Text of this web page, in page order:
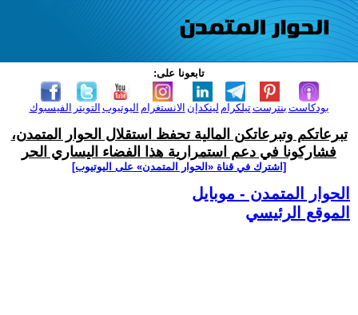
تابعونا على:
الفيسبوك التويتر اليوتيوب الانستغرام لينكدإن تيلكرامبنترست بودكاست
تبرعاتكم وتبرعاتكن المالية تحفظ استقلال الحوار المتمدن،
فشاركونا في دعم استمرارية هذا الفضاء اليساري الحر
[اشترك في قناة ‫«الحوار المتمدن» على اليوتيوب]
الحوار المتمدن - موبايل
الموقع الرئيسي